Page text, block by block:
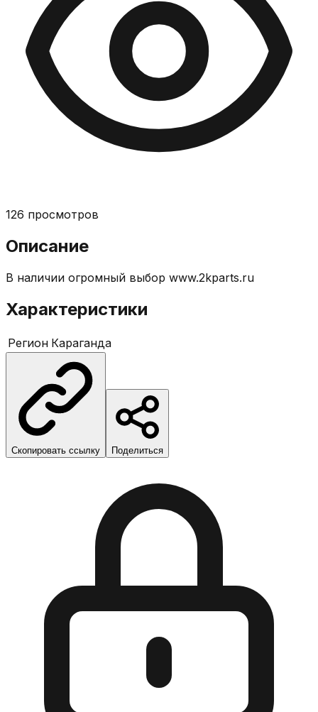
126 просмотров
Описание
В наличии огромный выбор www.2kparts.ru
Характеристики
Регион Караганда
Скопировать ссылку Поделиться